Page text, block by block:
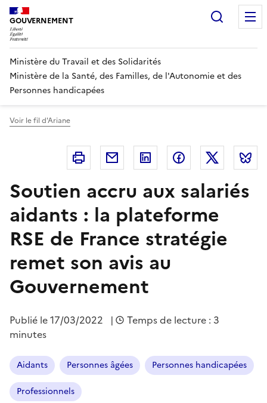
Panneau de gestion des cookies
GOUVERNEMENT
Ministère du Travail et des Solidarités
Ministère de la Santé, des Familles, de l'Autonomie et des
Personnes handicapées
Voir le fil d'Ariane
Imprimer Courriel Linkedin FacebookTwitter
Soutien accru aux salariés
aidants : la plateforme
RSE de France stratégie
remet son avis au
Gouvernement
Publié le17/03/2022 |
Temps de lecture : 3
minutes
Aidants Personnes âgées Personnes handicapées
Professionnels